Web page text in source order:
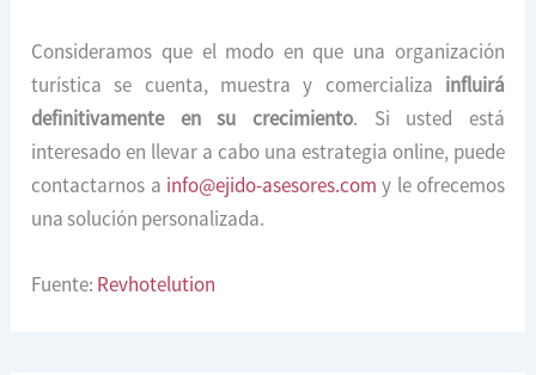
Consideramos que el modo en que una organización
turística se cuenta, muestra y comercializa influirá
definitivamente en su crecimiento. Si usted está
interesado en llevar a cabo una estrategia online, puede
contactarnos a info@ejido-asesores.com y le ofrecemos
una solución personalizada.
Fuente: Revhotelution